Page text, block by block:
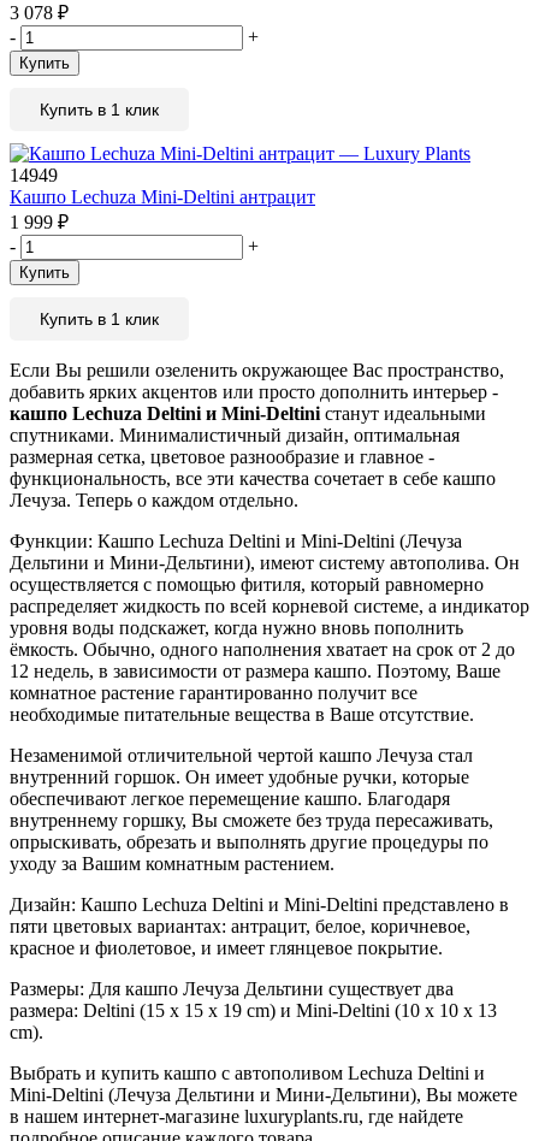
3 078 ₽
-
+
Купить
Купить в 1 клик
14949
Кашпо Lechuza Mini-Deltini антрацит
1 999 ₽
-
+
Купить
Купить в 1 клик
Если Вы решили озеленить окружающее Вас пространство,
добавить ярких акцентов или просто дополнить интерьер -
кашпо Lechuza Deltini и Mini-Deltini станут идеальными
спутниками. Минималистичный дизайн, оптимальная
размерная сетка, цветовое разнообразие и главное -
функциональность, все эти качества сочетает в себе кашпо
Лечуза. Теперь о каждом отдельно.
Функции: Кашпо Lechuza Deltini и Mini-Deltini (Лечуза
Дельтини и Мини-Дельтини), имеют систему автополива. Он
осуществляется с помощью фитиля, который равномерно
распределяет жидкость по всей корневой системе, а индикатор
уровня воды подскажет, когда нужно вновь пополнить
ёмкость. Обычно, одного наполнения хватает на срок от 2 до
12 недель, в зависимости от размера кашпо. Поэтому, Ваше
комнатное растение гарантированно получит все
необходимые питательные вещества в Ваше отсутствие.
Незаменимой отличительной чертой кашпо Лечуза стал
внутренний горшок. Он имеет удобные ручки, которые
обеспечивают легкое перемещение кашпо. Благодаря
внутреннему горшку, Вы сможете без труда пересаживать,
опрыскивать, обрезать и выполнять другие процедуры по
уходу за Вашим комнатным растением.
Дизайн: Кашпо Lechuza Deltini и Mini-Deltini представлено в
пяти цветовых вариантах: антрацит, белое, коричневое,
красное и фиолетовое, и имеет глянцевое покрытие.
Размеры: Для кашпо Лечуза Дельтини существует два
размера: Deltini (15 x 15 x 19 cm) и Mini-Deltini (10 x 10 x 13
cm).
Выбрать и купить кашпо с автополивом Lechuza Deltini и
Mini-Deltini (Лечуза Дельтини и Мини-Дельтини), Вы можете
в нашем интернет-магазине luxuryplants.ru, где найдете